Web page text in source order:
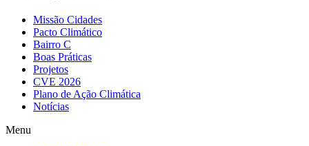
Missão Cidades
Pacto Climático
Bairro C
Boas Práticas
Projetos
CVE 2026
Plano de Ação Climática
Notícias
Menu